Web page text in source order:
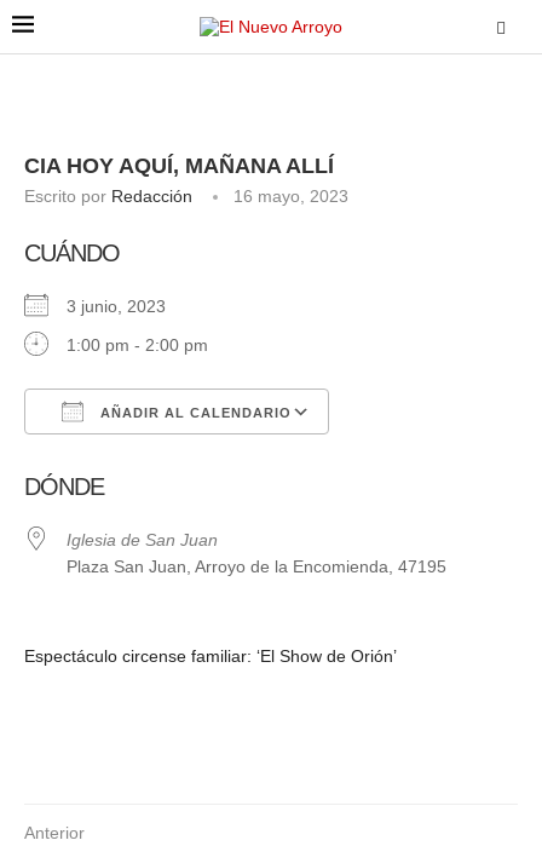
CIA HOY AQUÍ, MAÑANA ALLÍ
Escrito por Redacción 16 mayo, 2023
CUÁNDO
3 junio, 2023
1:00 pm - 2:00 pm
AÑADIR AL CALENDARIO
DÓNDE
Iglesia de San Juan
Plaza San Juan, Arroyo de la Encomienda, 47195
Espectáculo circense familiar: ‘El Show de Orión’
Anterior